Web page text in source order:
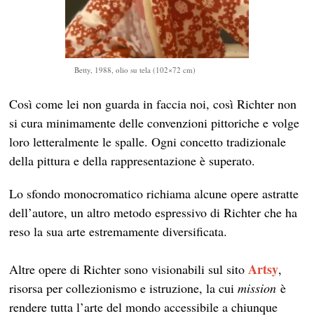
Betty, 1988, olio su tela (102×72 cm)
Così come lei non guarda in faccia noi, così Richter non
si cura minimamente delle convenzioni pittoriche e volge
loro letteralmente le spalle. Ogni concetto tradizionale
della pittura e della rappresentazione è superato.
Lo sfondo monocromatico richiama alcune opere astratte
dell’autore, un altro metodo espressivo di Richter che ha
reso la sua arte estremamente diversificata.
Altre opere di Richter sono visionabili sul sito Artsy,
risorsa per collezionismo e istruzione, la cuimission è
rendere tutta l’arte del mondo accessibile a chiunque